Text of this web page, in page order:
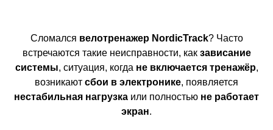
Сломался велотренажер NordicTrack? Часто
встречаются такие неисправности, как зависание
системы, ситуация, когда не включается тренажёр,
возникают сбои в электронике, появляется
нестабильная нагрузка или полностью не работает
экран.